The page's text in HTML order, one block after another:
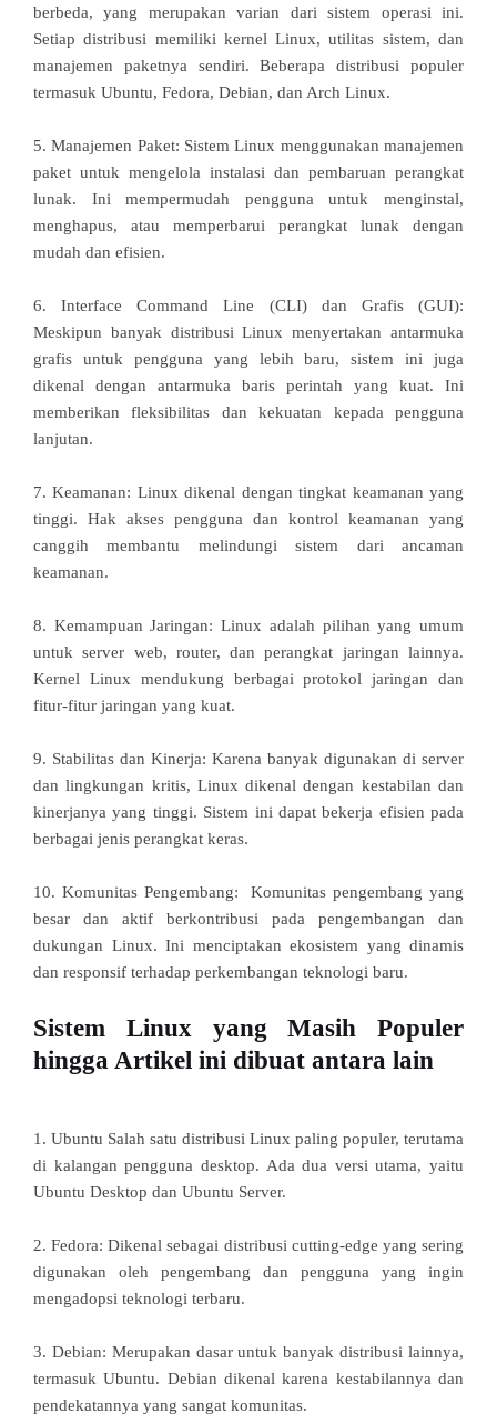
berbeda, yang merupakan varian dari sistem operasi ini.
Setiap distribusi memiliki kernel Linux, utilitas sistem, dan
manajemen paketnya sendiri. Beberapa distribusi populer
termasuk Ubuntu, Fedora, Debian, dan Arch Linux.
5. Manajemen Paket: Sistem Linux menggunakan manajemen
paket untuk mengelola instalasi dan pembaruan perangkat
lunak. Ini mempermudah pengguna untuk menginstal,
menghapus, atau memperbarui perangkat lunak dengan
mudah dan efisien.
6. Interface Command Line (CLI) dan Grafis (GUI):
Meskipun banyak distribusi Linux menyertakan antarmuka
grafis untuk pengguna yang lebih baru, sistem ini juga
dikenal dengan antarmuka baris perintah yang kuat. Ini
memberikan fleksibilitas dan kekuatan kepada pengguna
lanjutan.
7. Keamanan: Linux dikenal dengan tingkat keamanan yang
tinggi. Hak akses pengguna dan kontrol keamanan yang
canggih membantu melindungi sistem dari ancaman
keamanan.
8. Kemampuan Jaringan: Linux adalah pilihan yang umum
untuk server web, router, dan perangkat jaringan lainnya.
Kernel Linux mendukung berbagai protokol jaringan dan
fitur-fitur jaringan yang kuat.
9. Stabilitas dan Kinerja: Karena banyak digunakan di server
dan lingkungan kritis, Linux dikenal dengan kestabilan dan
kinerjanya yang tinggi. Sistem ini dapat bekerja efisien pada
berbagai jenis perangkat keras.
10. Komunitas Pengembang: Komunitas pengembang yang
besar dan aktif berkontribusi pada pengembangan dan
dukungan Linux. Ini menciptakan ekosistem yang dinamis
dan responsif terhadap perkembangan teknologi baru.
Sistem Linux yang Masih Populer
hingga Artikel ini dibuat antara lain
1. Ubuntu Salah satu distribusi Linux paling populer, terutama
di kalangan pengguna desktop. Ada dua versi utama, yaitu
Ubuntu Desktop dan Ubuntu Server.
2. Fedora: Dikenal sebagai distribusi cutting-edge yang sering
digunakan oleh pengembang dan pengguna yang ingin
mengadopsi teknologi terbaru.
3. Debian: Merupakan dasar untuk banyak distribusi lainnya,
termasuk Ubuntu. Debian dikenal karena kestabilannya dan
pendekatannya yang sangat komunitas.